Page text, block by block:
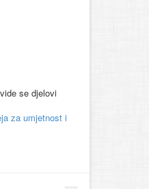
se djelovi
za umjetnost i